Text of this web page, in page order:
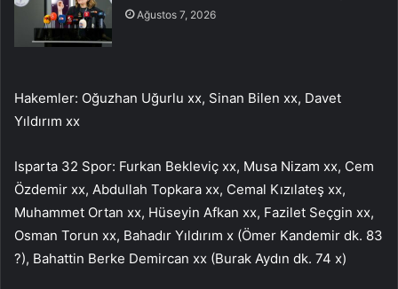
Ağustos 7, 2026
Hakemler: Oğuzhan Uğurlu xx, Sinan Bilen xx, Davet
Yıldırım xx
Isparta 32 Spor: Furkan Bekleviç xx, Musa Nizam xx, Cem
Özdemir xx, Abdullah Topkara xx, Cemal Kızılateş xx,
Muhammet Ortan xx, Hüseyin Afkan xx, Fazilet Seçgin xx,
Osman Torun xx, Bahadır Yıldırım x (Ömer Kandemir dk. 83
?), Bahattin Berke Demircan xx (Burak Aydın dk. 74 x)